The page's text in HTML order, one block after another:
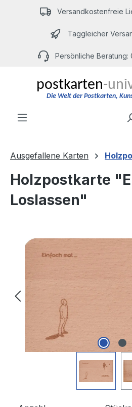
Zum Hauptinhalt springen
Versandkostenfreie
Taggleicher
Persönliche
Ausgefallene Karten
Holzpostkarte
Loslassen"
Bildergalerie überspringen